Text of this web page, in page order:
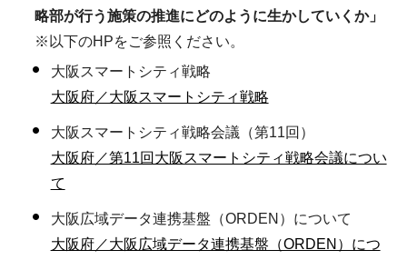
略部が行う施策の推進にどのように生かしていくか」
※以下のHPをご参照ください。
大阪スマートシティ戦略
大阪府／大阪スマートシティ戦略
大阪スマートシティ戦略会議（第11回）
大阪府／第11回大阪スマートシティ戦略会議につい
て
大阪広域データ連携基盤（ORDEN）について
大阪府／大阪広域データ連携基盤（ORDEN）につ